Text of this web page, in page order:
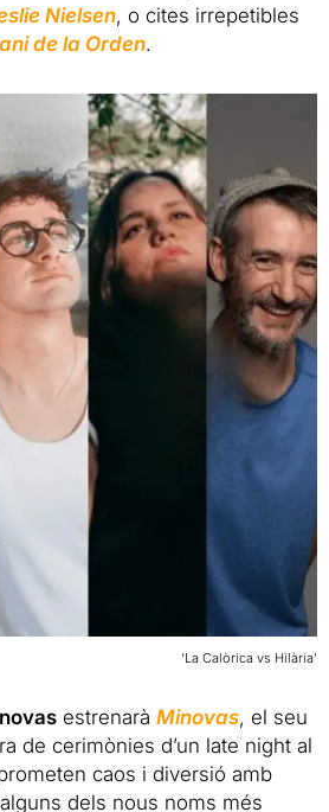
Nielsen, o cites irrepetibles
de la Orden.
‘La Calòrica vs Hilària’
estrenarà Minovas, el seu
de cerimònies d’un late night al
caos i diversió amb
dels nous noms més